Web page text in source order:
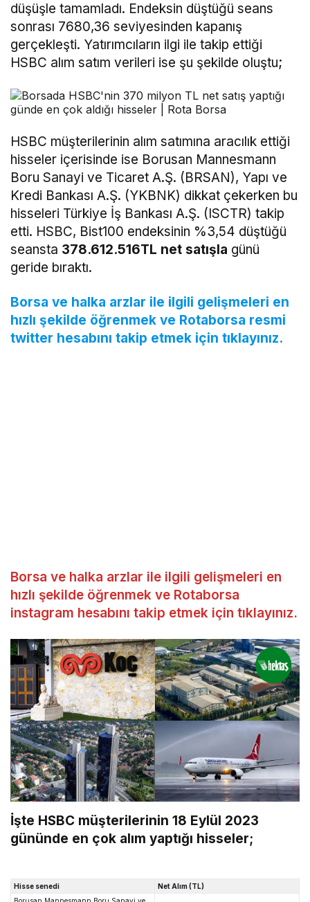
düşüşle tamamladı. Endeksin düştüğü seans
sonrası 7680,36 seviyesinden kapanış
gerçekleşti. Yatırımcıların ilgi ile takip ettiği
HSBC alım satım verileri ise şu şekilde oluştu;
HSBC müşterilerinin alım satımına aracılık ettiği
hisseler içerisinde ise Borusan Mannesmann
Boru Sanayi ve Ticaret A.Ş. (BRSAN), Yapı ve
Kredi Bankası A.Ş. (YKBNK) dikkat çekerken bu
hisseleri Türkiye İş Bankası A.Ş. (ISCTR) takip
etti. HSBC, Bist100 endeksinin %3,54 düştüğü
seansta 378.612.516TL net satışla günü
geride bıraktı.
Borsa ve halka arzlar ile ilgili gelişmeleri en
hızlı şekilde öğrenmek ve Rotaborsa resmi
twitter hesabını takip etmek için tıklayınız.
Borsa ve halka arzlar ile ilgili gelişmeleri en
hızlı şekilde öğrenmek ve Rotaborsa
instagram hesabını takip etmek için tıklayınız.
İşte HSBC müşterilerinin 18 Eylül 2023
gününde en çok alım yaptığı hisseler;
Hisse senedi
Net Alım (TL)